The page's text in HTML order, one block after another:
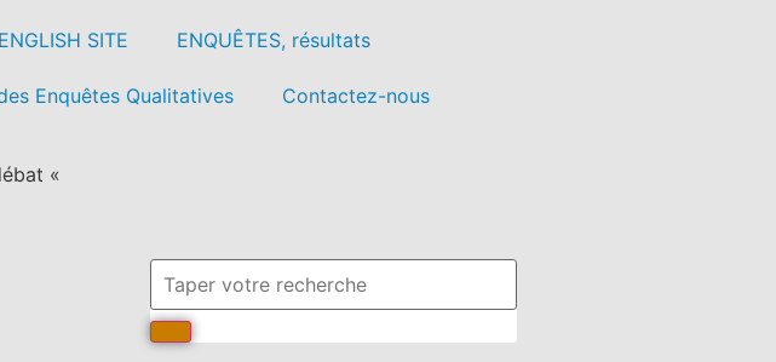
ENGLISH SITE ENQUÊTES, résultats
Enquêtes Qualitatives Contactez-nous
«